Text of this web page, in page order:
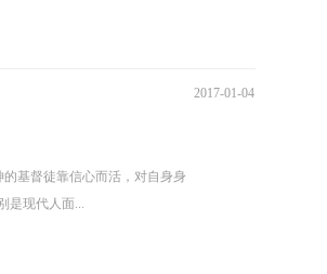
基督徒靠信心而活，对自身身
是现代人面...
2017-01-04